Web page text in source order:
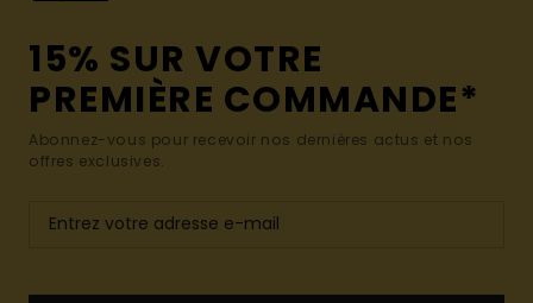
15% SUR VOTRE
PREMIÈRE COMMANDE*
Abonnez-vous pour recevoir nos dernières actus et nos
offres exclusives.